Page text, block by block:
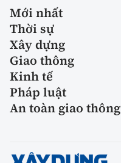
Mới nhất
Thời sự
Xây dựng
Giao thông
Kinh tế
Pháp luật
An toàn giao thông